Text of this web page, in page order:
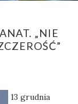
„NIE
13 grudnia